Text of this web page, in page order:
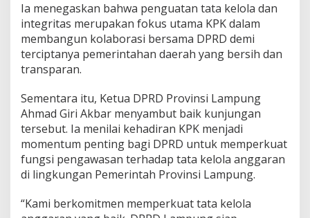
Ia menegaskan bahwa penguatan tata kelola dan
integritas merupakan fokus utama KPK dalam
membangun kolaborasi bersama DPRD demi
terciptanya pemerintahan daerah yang bersih dan
transparan.
Sementara itu, Ketua DPRD Provinsi Lampung
Ahmad Giri Akbar menyambut baik kunjungan
tersebut. Ia menilai kehadiran KPK menjadi
momentum penting bagi DPRD untuk memperkuat
fungsi pengawasan terhadap tata kelola anggaran
di lingkungan Pemerintah Provinsi Lampung.
“Kami berkomitmen memperkuat tata kelola